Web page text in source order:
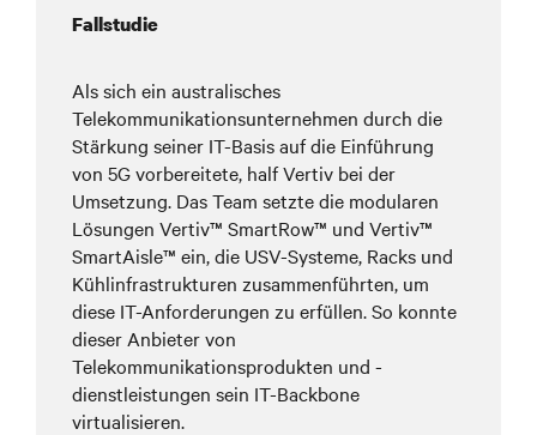
Fallstudie
Als sich ein australisches
Telekommunikationsunternehmen durch die
Stärkung seiner IT-Basis auf die Einführung
von 5G vorbereitete, half Vertiv bei der
Umsetzung. Das Team setzte die modularen
Lösungen Vertiv™ SmartRow™ und Vertiv™
SmartAisle™ ein,die USV-Systeme, Racks und
Kühlinfrastrukturen zusammenführten, um
diese IT-Anforderungen zu erfüllen. So konnte
dieser Anbieter von
Telekommunikationsprodukten und -
dienstleistungen sein IT-Backbone
virtualisieren.